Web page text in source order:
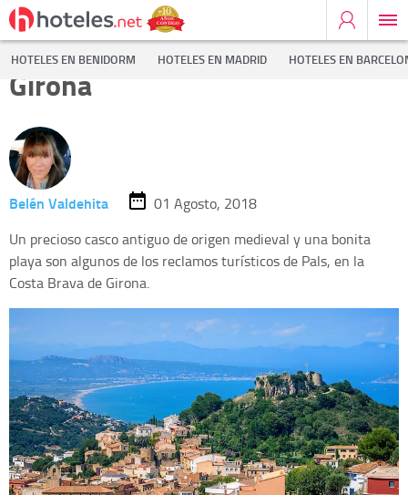
HOTELES EN BENIDORM HOTELES EN MADRID HOTELES EN
El pueblo medieval de Pals, en
Girona
Belén Valdehita
01 Agosto, 2018
Un precioso casco antiguo de origen medieval y una bonita
playa son algunos de los reclamos turísticos de Pals, en la
Costa Brava de Girona.